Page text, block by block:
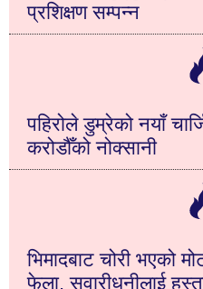
प्रशिक्षण सम्पन्न
पहिरोले डुम्रेको नयाँ
करोडौँको नोक्सानी
भिमादबाट चोरी भएको
फेला, सवारीधनीलाई